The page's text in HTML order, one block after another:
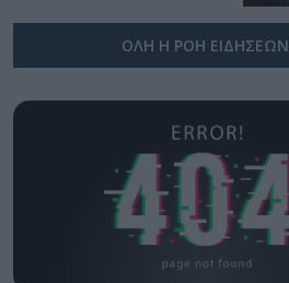
ΟΛΗ Η ΡΟΗ ΕΙΔΗΣΕΩΝ